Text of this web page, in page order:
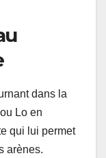
dans la
Lo en
qui lui permet
arènes.